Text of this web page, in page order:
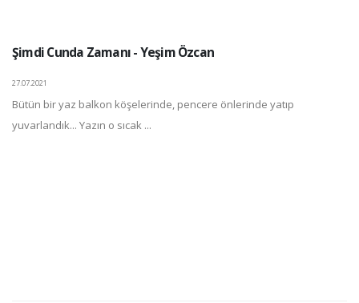
Şimdi Cunda Zamanı - Yeşim Özcan
27.07.2021
Bütün bir yaz balkon köşelerinde, pencere önlerinde yatıp
yuvarlandık... Yazın o sıcak ...